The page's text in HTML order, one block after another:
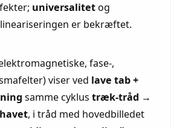
universalitet og
er bekræftet.
fase-,
viser ved lave tab +
samme cyklus træk-tråd →
, i tråd med hovedbilledet